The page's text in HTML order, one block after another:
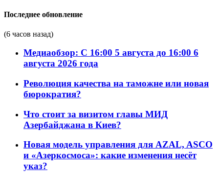
Последнее обновление
(6 часов назад)
Медиаобзор: С 16:00 5 августа до 16:00 6
августа 2026 года
Революция качества на таможне или новая
бюрократия?
Что стоит за визитом главы МИД
Азербайджана в Киев?
Новая модель управления для AZAL, ASCO
и «Азеркосмоса»: какие изменения несёт
указ?